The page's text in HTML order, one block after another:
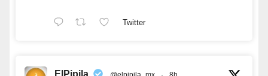
Twitter
ElPipila